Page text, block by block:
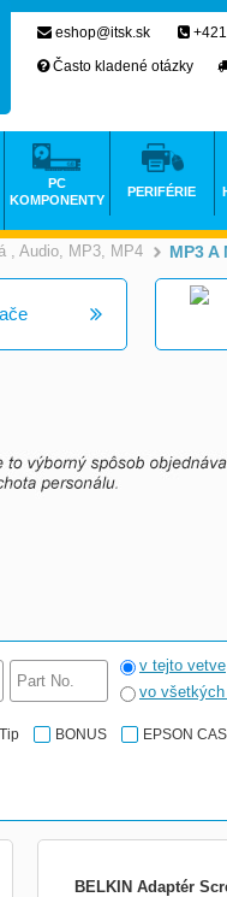
, Audio, MP3, MP4 MP3 A
v tejto vetve
vo
Tip BONUS EPSON
BELKIN Adaptér
eshop@itsk.sk
Často kladené otázky
PC
KOMPONENTY
PERIFÉRIE